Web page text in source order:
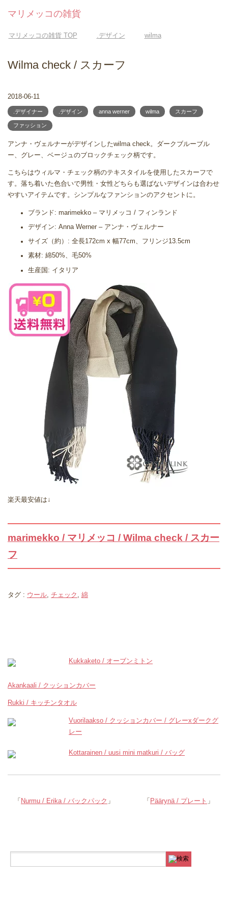
マリメッコの雑貨
マリメッコの雑貨TOP .デザイン wilma
Wilma check / スカーフ
2018-06-11
.デザイナー .デザイン anna werner wilma スカーフ
ファッション
アンナ・ヴェルナーがデザインしたwilma check。ダークブルーブル
ー、グレー、ベージュのブロックチェック柄です。
こちらはウィルマ・チェック柄のテキスタイルを使用したスカーフで
す。落ち着いた色合いで男性・女性どちらも選ばないデザインは合わせ
やすいアイテムです。シンプルなファンションのアクセントに。
ブランド: marimekko – マリメッコ / フィンランド
デザイン: Anna Werner – アンナ・ヴェルナー
サイズ（約）: 全長172cm x 幅77cm、フリンジ13.5cm
素材: 綿50%、毛50%
生産国: イタリア
楽天最安値は↓
marimekko / マリメッコ / Wilma check / スカー
フ
タグ : ウール チェック 綿
Kukkaketo / オーブンミトン
Akankaali / クッションカバー
Rukki / キッチンタオル
Vuorilaakso / クッションカバー / グレーxダークグ
レー
Kottarainen / uusi mini matkuri / バッグ
「 Päärynä / プレート 」
「 Nurmu / Erika / バックパック 」